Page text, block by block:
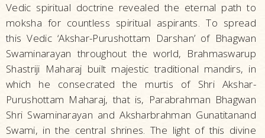
Vedic spiritual doctrine revealed the eternal path to
moksha for countless spiritual aspirants. To spread
this Vedic ‘Akshar-Purushottam Darshan’ of Bhagwan
Swaminarayan throughout the world, Brahmaswarup
Shastriji Maharaj built majestic traditional mandirs, in
which he consecrated the murtis of Shri Akshar-
Purushottam Maharaj, that is, Parabrahman Bhagwan
Shri Swaminarayan and Aksharbrahman Gunatitanand
Swami, in the central shrines. The light of this divine